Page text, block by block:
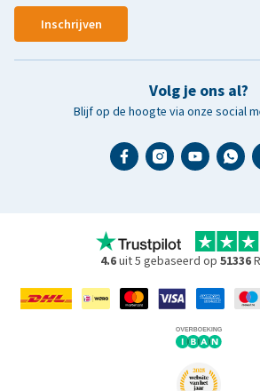
Inschrijven
Volg je ons al?
Blijf op de hoogte via onze social
4.6uit 5 gebaseerd op 51336